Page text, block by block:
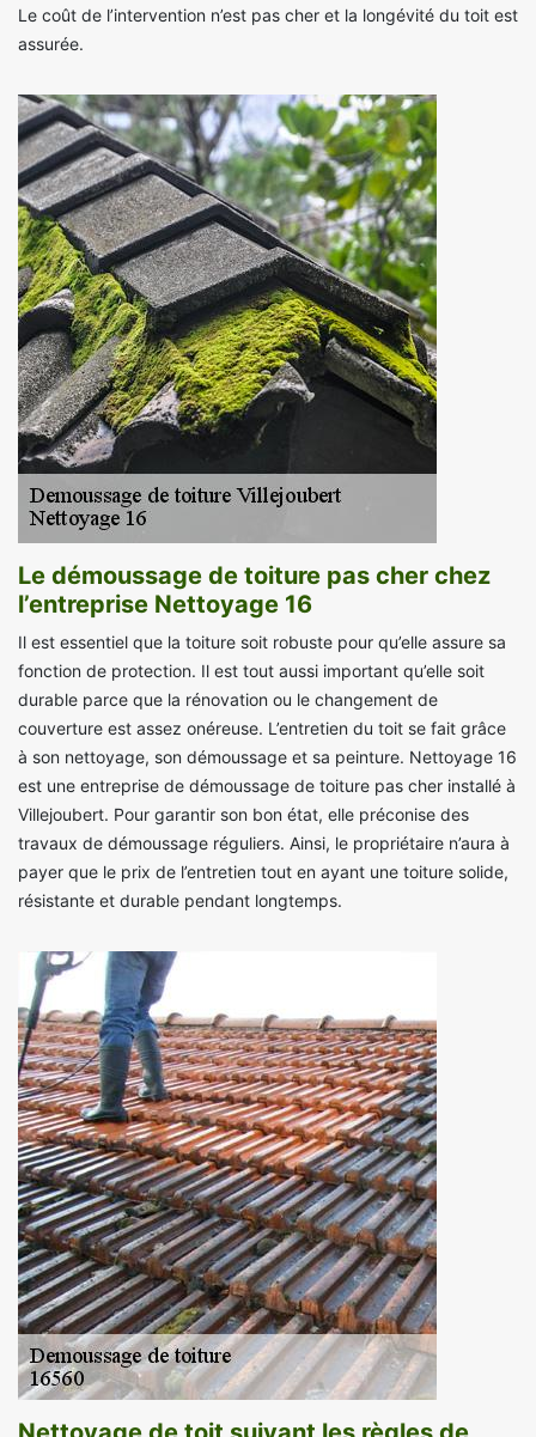
Le coût de l’intervention n’est pas cher et la longévité du toit est
assurée.
Le démoussage de toiture pas cher chez
l’entreprise Nettoyage 16
Il est essentiel que la toiture soit robuste pour qu’elle assure sa
fonction de protection. Il est tout aussi important qu’elle soit
durable parce que la rénovation ou le changement de
couverture est assez onéreuse. L’entretien du toit se fait grâce
à son nettoyage, son démoussage et sa peinture. Nettoyage 16
est une entreprise de démoussage de toiture pas cher installé à
Villejoubert. Pour garantir son bon état, elle préconise des
travaux de démoussage réguliers. Ainsi, le propriétaire n’aura à
payer que le prix de l’entretien tout en ayant une toiture solide,
résistante et durable pendant longtemps.